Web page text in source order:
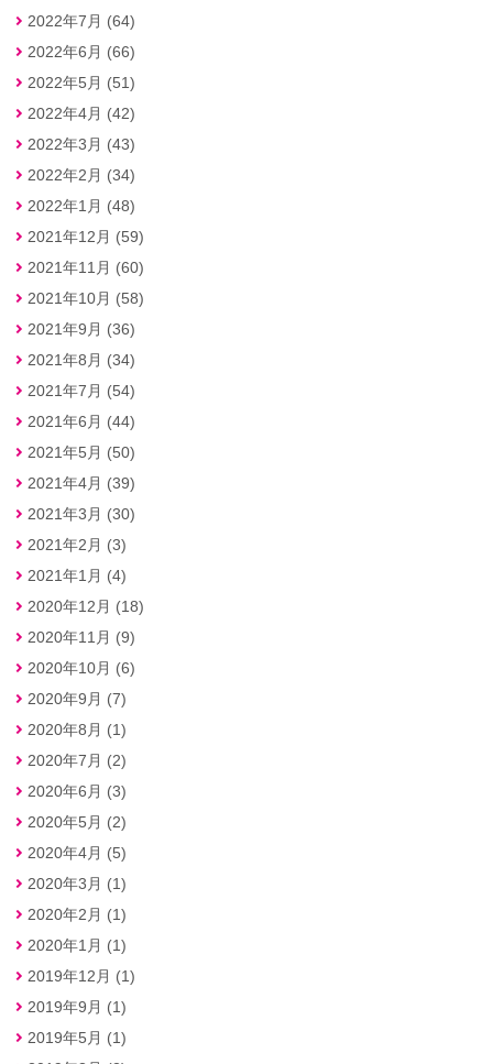
2022年7月 (64)
2022年6月 (66)
2022年5月 (51)
2022年4月 (42)
2022年3月 (43)
2022年2月 (34)
2022年1月 (48)
2021年12月 (59)
2021年11月 (60)
2021年10月 (58)
2021年9月 (36)
2021年8月 (34)
2021年7月 (54)
2021年6月 (44)
2021年5月 (50)
2021年4月 (39)
2021年3月 (30)
2021年2月 (3)
2021年1月 (4)
2020年12月 (18)
2020年11月 (9)
2020年10月 (6)
2020年9月 (7)
2020年8月 (1)
2020年7月 (2)
2020年6月 (3)
2020年5月 (2)
2020年4月 (5)
2020年3月 (1)
2020年2月 (1)
2020年1月 (1)
2019年12月 (1)
2019年9月 (1)
2019年5月 (1)